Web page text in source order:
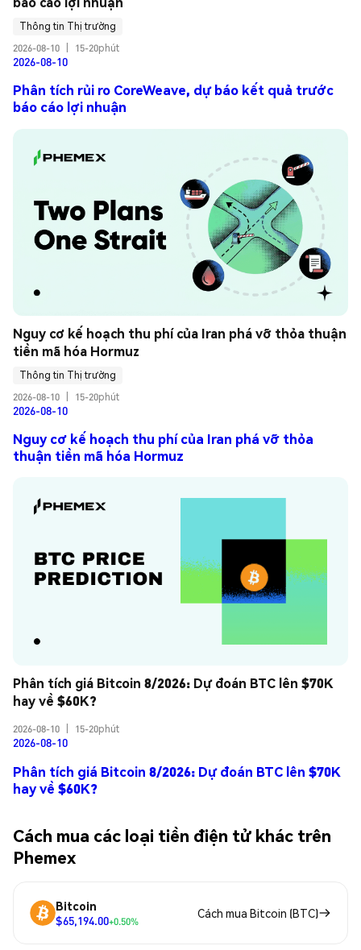
Thông tin Thị trường
2026-08-10
15-20phút
2026-08-10
Phân tích rủi ro CoreWeave, dự báo kết quả trước
báo cáo lợi nhuận
Nguy cơ kế hoạch thu phí của Iran phá vỡ thỏa thuận
tiền mã hóa Hormuz
Thông tin Thị trường
2026-08-10
15-20phút
2026-08-10
Nguy cơ kế hoạch thu phí của Iran phá vỡ thỏa
thuận tiền mã hóa Hormuz
Phân tích giá Bitcoin 8/2026: Dự đoán BTC lên $70K
hay về $60K?
2026-08-10 15-20phút
2026-08-10
Phân tích giá Bitcoin 8/2026: Dự đoán BTC lên $70K
hay về $60K?
Cách mua các loại tiền điện tử khác trên
Phemex
Bitcoin
$65,194.00+0.50%
Cách mua Bitcoin (BTC)